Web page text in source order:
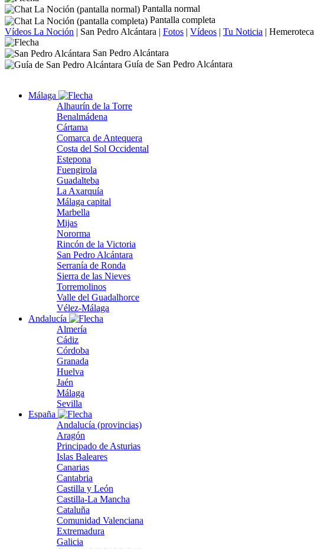
Pantalla normal
Pantalla completa
Vídeos La Noción | San Pedro Alcántara | Fotos | Vídeos | Tu Noticia | Hemeroteca
San Pedro Alcántara
Guía de San Pedro Alcántara
Málaga
Alhaurín de la Torre
Benalmádena
Cártama
Comarca de Antequera
Costa del Sol Occidental
Estepona
Fuengirola
Guadalteba
La Axarquía
Málaga capital
Marbella
Mijas
Nororma
Rincón de la Victoria
San Pedro Alcántara
Serranía de Ronda
Sierra de las Nieves
Torremolinos
Valle del Guadalhorce
Vélez-Málaga
Andalucía
Almería
Cádiz
Córdoba
Granada
Huelva
Jaén
Málaga
Sevilla
España
Andalucía (provincias)
Aragón
Principado de Asturias
Islas Baleares
Canarias
Cantabria
Castilla y León
Castilla-La Mancha
Cataluña
Comunidad Valenciana
Extremadura
Galicia